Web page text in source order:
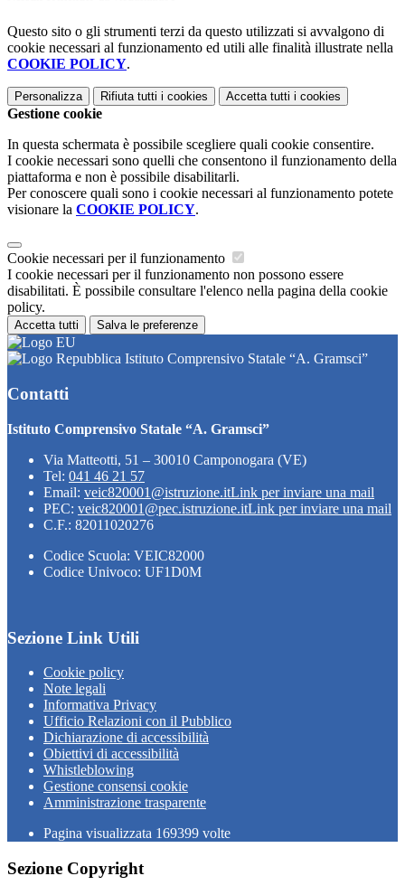
Questo sito o gli strumenti terzi da questo utilizzati si avvalgono di
cookie necessari al funzionamento ed utili alle finalità illustrate nella
COOKIE POLICY.
Personalizza Rifiuta tutti i cookies Accetta tutti i cookies
Gestione cookie
In questa schermata è possibile scegliere quali cookie consentire.
I cookie necessari sono quelli che consentono il funzionamento della
piattaforma e non è possibile disabilitarli.
Per conoscere quali sono i cookie necessari al funzionamento potete
visionare la COOKIE POLICY.
Cookie necessari per il funzionamento
I cookie necessari per il funzionamento non possono essere
disabilitati. È possibile consultare l'elenco nella pagina della cookie
policy.
Accetta tutti Salva le preferenze
Istituto Comprensivo Statale “A. Gramsci”
Contatti
Istituto Comprensivo Statale “A. Gramsci”
Via Matteotti, 51 – 30010 Camponogara (VE)
Tel: 041 46 21 57
Email: veic820001@istruzione.itLink per inviare una mail
PEC: veic820001@pec.istruzione.itLink per inviare una mail
C.F.: 82011020276
Codice Scuola: VEIC82000
Codice Univoco: UF1D0M
Sezione Link Utili
Cookie policy
Note legali
Informativa Privacy
Ufficio Relazioni con il Pubblico
Dichiarazione di accessibilità
Obiettivi di accessibilità
Whistleblowing
Gestione consensi cookie
Amministrazione trasparente
Pagina visualizzata 169399 volte
Sezione Copyright